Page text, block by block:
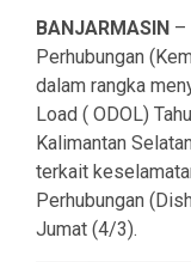
BANJARMASIN –
Perhubungan
dalam rangka
Load ( ODOL)
Kalimantan
terkait
Perhubungan
Jumat (4/3).